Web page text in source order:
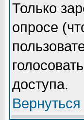
Только
опросе
доступа.